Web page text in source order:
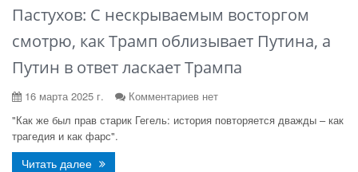
Пастухов: С нескрываемым восторгом
смотрю, как Трамп облизывает Путина, а
Путин в ответ ласкает Трампа
16 марта 2025 г.
Комментариев нет
"Как же был прав старик Гегель: история повторяется дважды – как
трагедия и как фарс".
Читать далее